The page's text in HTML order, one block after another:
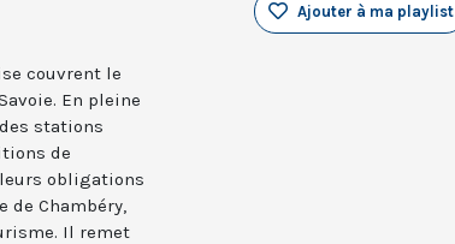
Ajouter à ma playlist
couvrent le
En pleine
stations
de
obligations
de Chambéry,
Il remet